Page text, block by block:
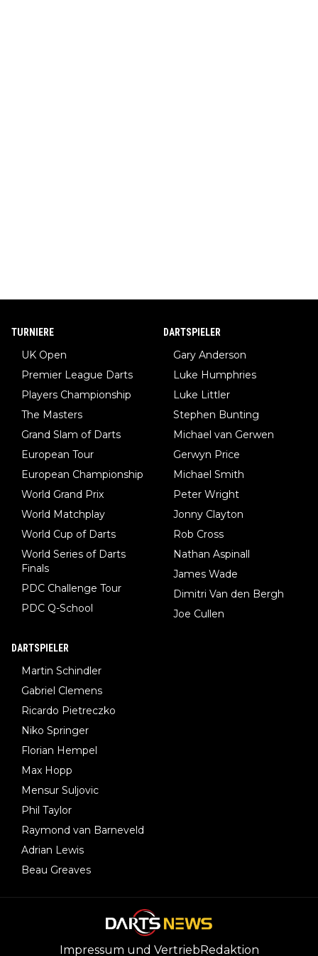
TURNIERE
UK Open
Premier League Darts
Players Championship
The Masters
Grand Slam of Darts
European Tour
European Championship
World Grand Prix
World Matchplay
World Cup of Darts
World Series of Darts
Finals
PDC Challenge Tour
PDC Q-School
DARTSPIELER
Gary Anderson
Luke Humphries
Luke Littler
Stephen Bunting
Michael van Gerwen
Gerwyn Price
Michael Smith
Peter Wright
Jonny Clayton
Rob Cross
Nathan Aspinall
James Wade
Dimitri Van den Bergh
Joe Cullen
DARTSPIELER
Martin Schindler
Gabriel Clemens
Ricardo Pietreczko
Niko Springer
Florian Hempel
Max Hopp
Mensur Suljovic
Phil Taylor
Raymond van Barneveld
Adrian Lewis
Beau Greaves
Impressum und VertriebRedaktion